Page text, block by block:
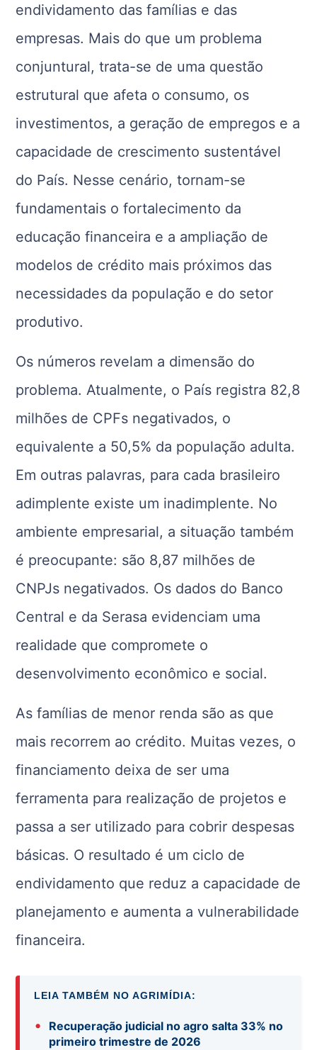
endividamento das famílias e das
empresas. Mais do que um problema
conjuntural, trata-se de uma questão
estrutural que afeta o consumo, os
investimentos, a geração de empregos e a
capacidade de crescimento sustentável
do País. Nesse cenário, tornam-se
fundamentais o fortalecimento da
educação financeira e a ampliação de
modelos de crédito mais próximos das
necessidades da população e do setor
produtivo.
Os números revelam a dimensão do
problema. Atualmente, o País registra 82,8
milhões de CPFs negativados, o
equivalente a 50,5% da população adulta.
Em outras palavras, para cada brasileiro
adimplente existe um inadimplente. No
ambiente empresarial, a situação também
é preocupante: são 8,87 milhões de
CNPJs negativados. Os dados do Banco
Central e da Serasa evidenciam uma
realidade que compromete o
desenvolvimento econômico e social.
As famílias de menor renda são as que
mais recorrem ao crédito. Muitas vezes, o
financiamento deixa de ser uma
ferramenta para realização de projetos e
passa a ser utilizado para cobrir despesas
básicas. O resultado é um ciclo de
endividamento que reduz a capacidade de
planejamento e aumenta a vulnerabilidade
financeira.
LEIA TAMBÉM NO AGRIMÍDIA:
•
Recuperação judicial no agro salta 33% no
primeiro trimestre de 2026